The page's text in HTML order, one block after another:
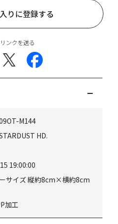
りに登録する
ンクを送る
M144
HD.
19:00:00
サイズ 縦約8cm×横約8cm
加工